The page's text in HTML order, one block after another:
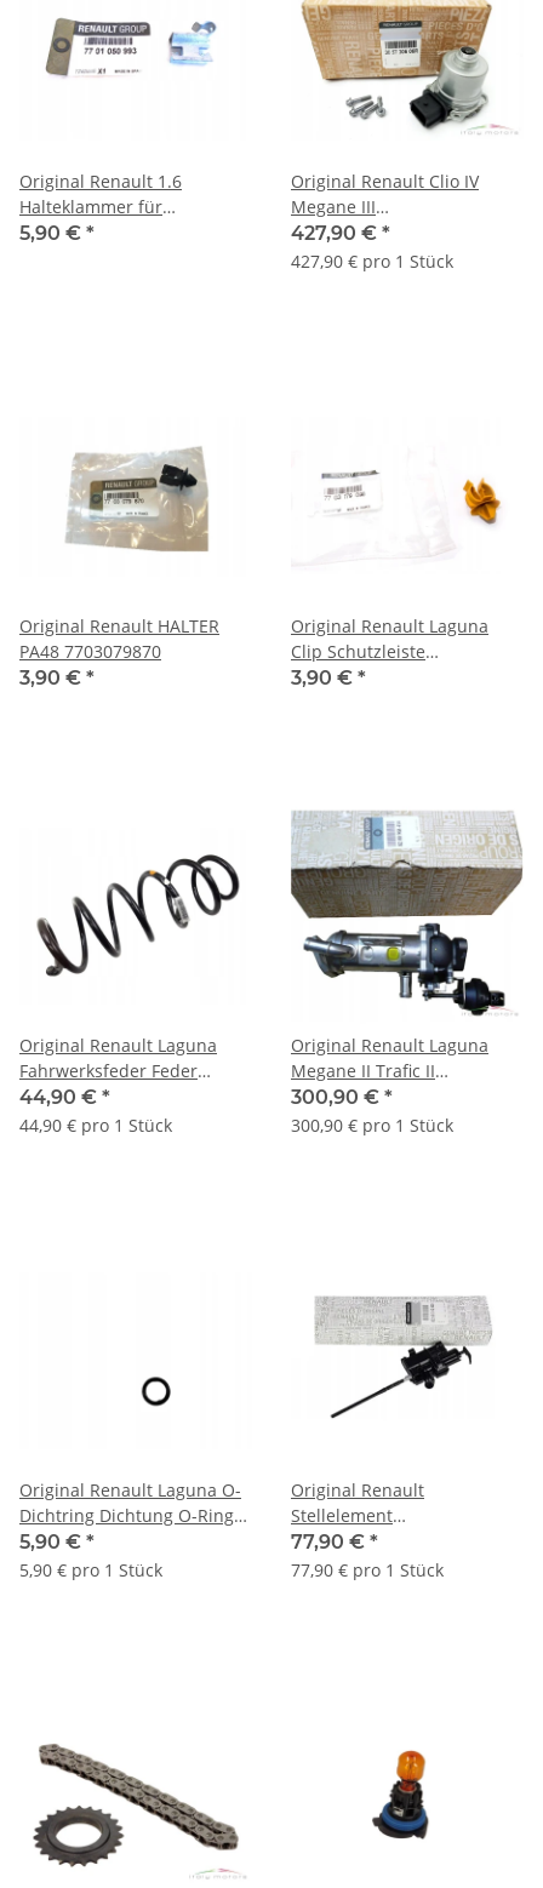
Original Renault 1.6
Halteklammer für
Motorraumverkleidung
5,90 € *
Original Renault Clio IV
Megane III
Kupplungsbetätigungssystem
305730606R
427,90 € *
427,90 € pro 1 Stück
Original Renault HALTER
PA48 7703079870
3,90 € *
Original Renault Laguna
Clip Schutzleiste
7703179088 7703179096
3,90 € *
Original Renault Laguna
Fahrwerksfeder Feder
hinten weiß 550200002R
44,90 € *
44,90 € pro 1 Stück
Original Renault Laguna
Megane II Trafic II
Abgaskühler 8200968414
300,90 € *
300,90 € pro 1 Stück
Original Renault Laguna O-
Dichtring Dichtung O-Ring
für Servopumpe
7703065106
5,90 € *
5,90 € pro 1 Stück
Original Renault
Stellelement
Zentralverriegelung
8200323532 8200312600
77,90 € *
77,90 € pro 1 Stück